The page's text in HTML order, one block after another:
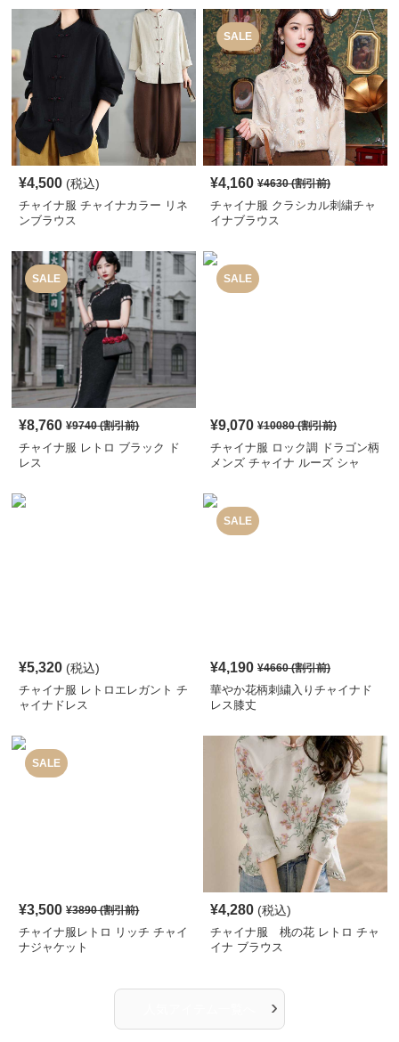
¥4,500 (税込)
チャイナ服 チャイナカラー リネ
ンブラウス
SALE
¥4,160 ¥4630(割引前)
チャイナ服 クラシカル刺繍チャ
イナブラウス
SALE
¥8,760 ¥9740(割引前)
チャイナ服 レトロ ブラック ド
レス
SALE
¥9,070 ¥10080(割引前)
チャイナ服 ロック調 ドラゴン柄
メンズ チャイナ ルーズ シャ
¥5,320 (税込)
チャイナ服 レトロエレガント チ
ャイナドレス
SALE
¥4,190 ¥4660(割引前)
華やか花柄刺繍入りチャイナド
レス膝丈
SALE
¥3,500 ¥3890(割引前)
チャイナ服レトロ リッチ チャイ
ナジャケット
¥4,280 (税込)
チャイナ服 桃の花 レトロ チャ
イナ ブラウス
›